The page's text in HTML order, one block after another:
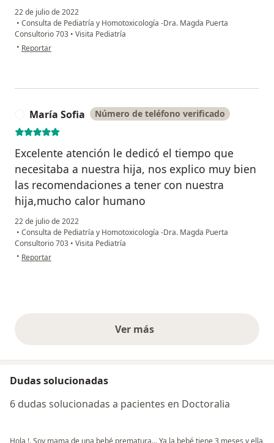
22 de julio de 2022
• Consulta de Pediatría y Homotoxicología -Dra. Magda Puerta
Consultorio 703 • Visita Pediatría
• en opinión del usuario Bibiana Gaitán
Reportar
María Sofia Número de teléfono verificado
Excelente atención le dedicó el tiempo que
necesitaba a nuestra hija, nos explico muy bien
las recomendaciones a tener con nuestra
hija,mucho calor humano
22 de julio de 2022
• Consulta de Pediatría y Homotoxicología -Dra. Magda Puerta
Consultorio 703 • Visita Pediatría
• en opinión del usuario María Sofia
Reportar
Ver másopiniones anteriores
Dudas solucionadas
6 dudas solucionadas a pacientes en Doctoralia
Hola !. Soy mama de una bebé prematura... Ya la bebé tiene 3 meses y ella